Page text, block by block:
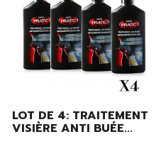
LOT DE 4: TRAITEMENT
VISIÈRE ANTI BUÉE...